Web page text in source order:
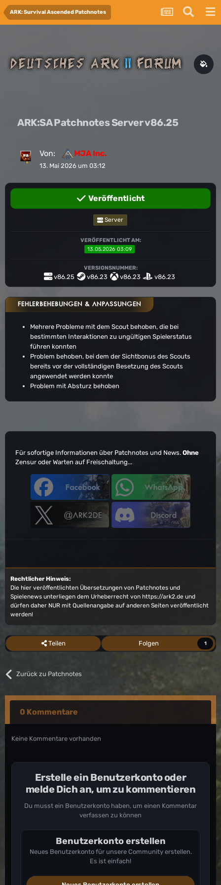
ARK: Survival Ascended Patchnotes
ARK:SA Patchnotes Server v86.25
Von: MJA Inc.
13. Mai 2026 um 03:12
Veröffentlicht
Server
VERÖFFENTLICHT AM:
13.05.2026 03:09
VERSIONSNUMMER:
v86.25 v86.23 v86.23 v86.23
FEHLERBEHEBUNGEN & ANPASSUNGEN
Mehrere Probleme mit dem Scout behoben, die bei
bestimmten Interaktionen zu ungültigen Spielerstatus
führen konnten
Problem behoben, bei dem der Sichtbonus des Scouts
bereits vor der vollständigen Besetzung des Scouts
angewendet werden konnte
Problem mit Absturz behoben
Für sofortige Informationen über Patchnotes und News. Ohne
Zensur oder Warten auf Freischaltung...
Rechtlicher Hinweis:
Die hier veröffentlichten Übersetzungen von Patchnotes und
Spielenews unterliegen dem Urheberrecht von https://ark2.de und
dürfen daher NUR mit Quellenangabe auf anderen Seiten veröffentlicht
werden!
Teilen Folgen 1
Zurück zu Patchnotes
0 Kommentare
Keine Kommentare vorhanden
Erstelle ein Benutzerkonto oder
melde Dich an, um zu kommentieren
Du musst ein Benutzerkonto haben, um einen Kommentar
verfassen zu können
Benutzerkonto erstellen
Neues Benutzerkonto für unsere Community erstellen.
Es ist einfach!